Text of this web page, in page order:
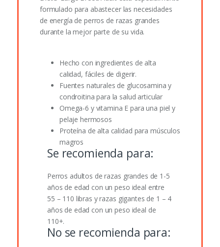
formulado para abastecer las necesidades
de energía de perros de razas grandes
durante la mejor parte de su vida.
Hecho con ingredientes de alta
calidad, fáciles de digerir.
Fuentes naturales de glucosamina y
condroitina para la salud articular
Omega-6 y vitamina E para una piel y
pelaje hermosos
Proteína de alta calidad para músculos
magros
Se recomienda para:
Perros adultos de razas grandes de 1-5
años de edad con un peso ideal entre
55 – 110 libras y razas gigantes de 1 – 4
años de edad con un peso ideal de
110+.
No se recomienda para: